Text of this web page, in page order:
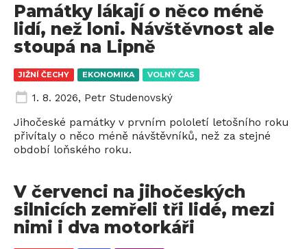
JIŽNÍ ČECHY EKONOMIKA VOLNÝ ČAS
Památky lákají o něco méně
lidí, než loni. Návštěvnost ale
stoupá na Lipně
1. 8. 2026, Petr Studenovský
Jihočeské památky v prvním pololetí letošního roku
přivítaly o něco méně návštěvníků, než za stejné
období loňského roku.
V červenci na jihočeských
silnicích zemřeli tři lidé, mezi
nimi i dva motorkáři